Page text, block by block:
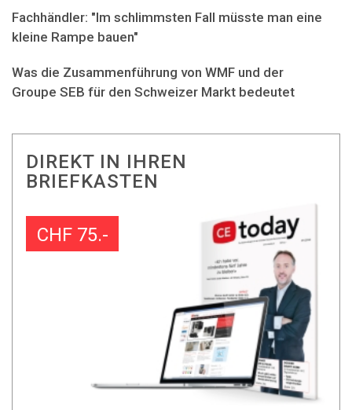
Fachhändler: "Im schlimmsten Fall müsste man eine
kleine Rampe bauen"
Was die Zusammenführung von WMF und der
Groupe SEB für den Schweizer Markt bedeutet
DIREKT IN IHREN
BRIEFKASTEN
CHF 75.-